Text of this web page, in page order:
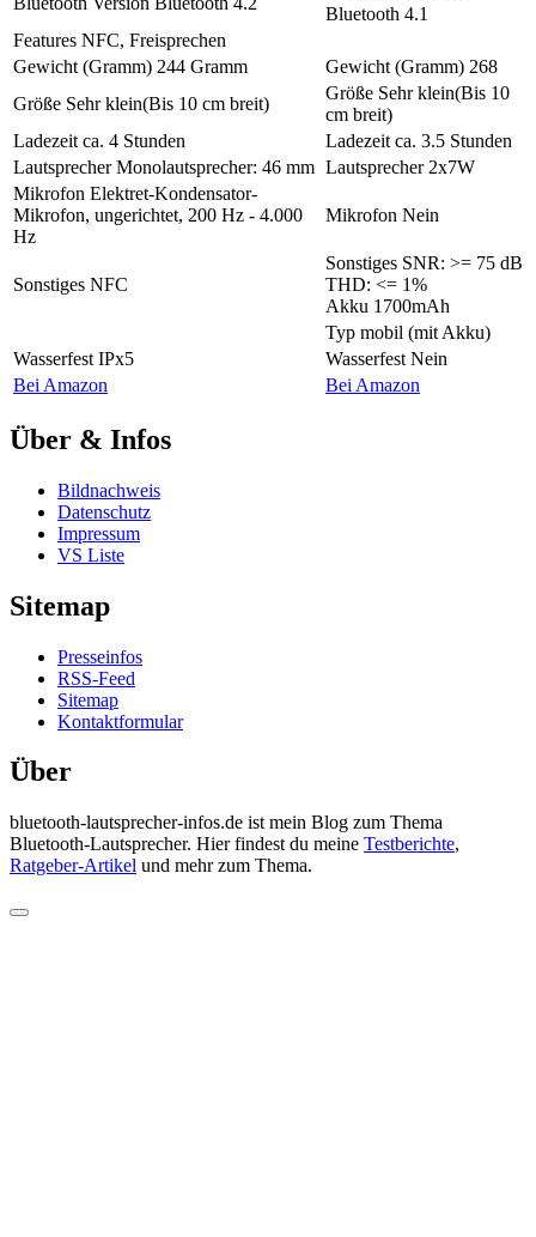
Bluetooth 4.1
Features NFC, Freisprechen
Gewicht (Gramm) 244 Gramm Gewicht (Gramm) 268
Größe Sehr klein(Bis 10 cm breit)
Größe Sehr klein(Bis 10
cm breit)
Ladezeit ca. 4 Stunden Ladezeit ca. 3.5 Stunden
LautsprecherMonolautsprecher: 46 mm Lautsprecher2x7W
Mikrofon Elektret-Kondensator-
Mikrofon, ungerichtet, 200 Hz - 4.000
Hz
Mikrofon Nein
Sonstiges NFC
Sonstiges SNR: >= 75 dB
THD: <= 1%
Akku 1700mAh
Typ mobil (mit Akku)
Wasserfest IPx5 Wasserfest Nein
Bei Amazon
Bei Amazon
Über & Infos
Bildnachweis
Datenschutz
Impressum
VS Liste
Sitemap
Presseinfos
RSS-Feed
Sitemap
Kontaktformular
Über
bluetooth-lautsprecher-infos.de ist mein Blog zum Thema
Bluetooth-Lautsprecher. Hier findest du meine Testberichte,
Ratgeber-Artikel und mehr zum Thema.